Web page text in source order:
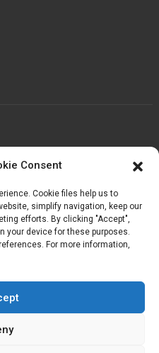
টাউন, হুয়ান কাউন্টি, কোয়ানঝো,
Consent
Cookie files help us to
simplify navigation, keep our
efforts. By clicking "Accept",
your device for these purposes.
For more information,